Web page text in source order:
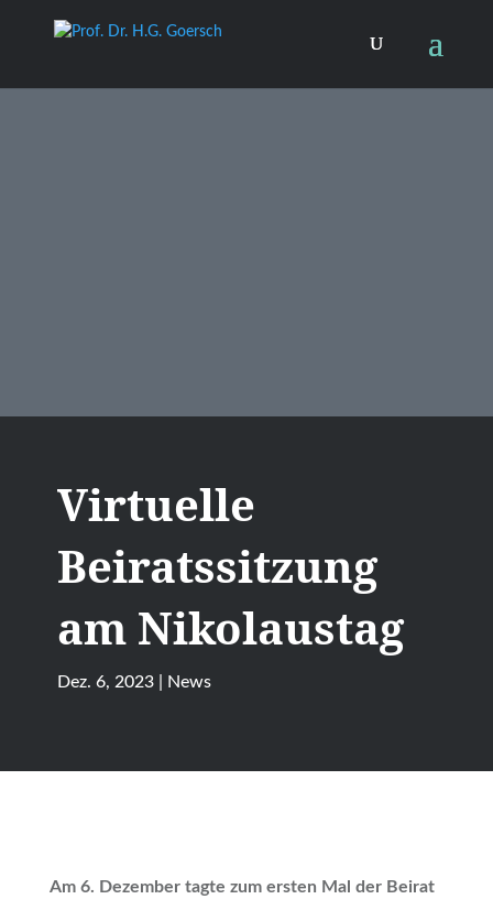
Virtuelle
Beiratssitzung
am Nikolaustag
Dez. 6, 2023 News
Am 6. Dezember tagte zum ersten Mal der Beirat